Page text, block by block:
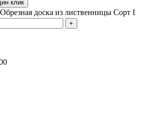
клик
доска из лиственницы Сорт I